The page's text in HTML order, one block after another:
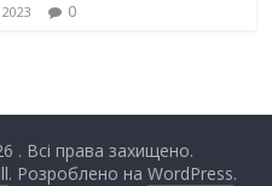
0
. Всі права захищено.
. Розроблено на WordPress.